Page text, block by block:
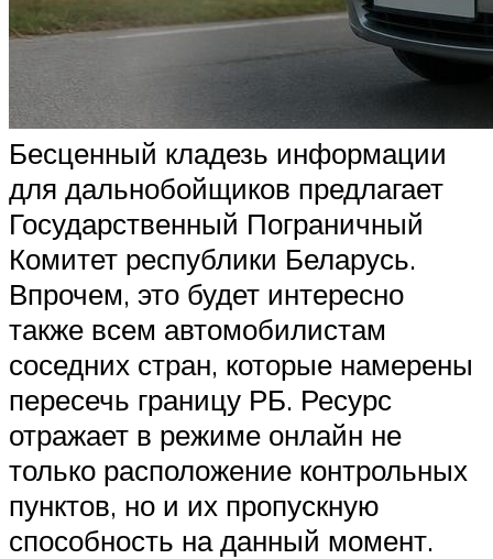
Бесценный кладезь информации
для дальнобойщиков предлагает
Государственный Пограничный
Комитет республики Беларусь.
Впрочем, это будет интересно
также всем автомобилистам
соседних стран, которые намерены
пересечь границу РБ. Ресурс
отражает в режиме онлайн не
только расположение контрольных
пунктов, но и их пропускную
способность на данный момент.